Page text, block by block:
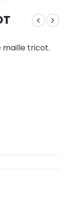
maille tricot.